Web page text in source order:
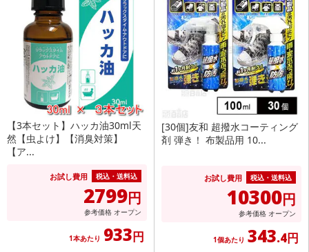
【3本セット】ハッカ油30ml天
然【虫よけ】【消臭対策】
【ア...
お試し費用 税込・送料込
2799円
参考価格 オープン
1本あたり 933円
[30個]友和 超撥水コーティング
剤 弾き！ 布製品用 10...
お試し費用 税込・送料込
10300円
参考価格 オープン
1個あたり 343.4円